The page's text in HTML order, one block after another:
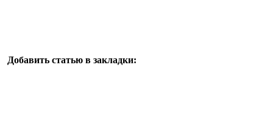
Добавить статью в закладки: